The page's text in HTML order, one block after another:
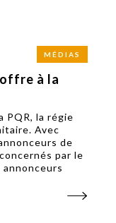
MÉDIAS
à la
PQR, la régie
Avec
de
par le